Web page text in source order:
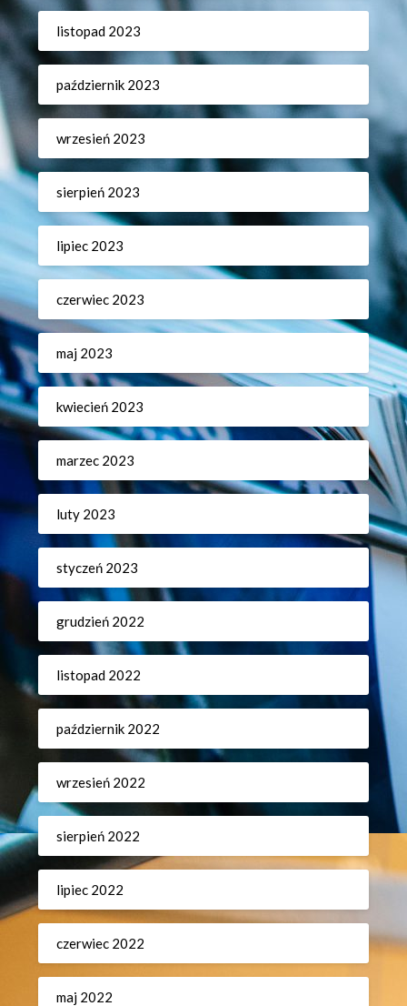
listopad 2023
październik 2023
wrzesień 2023
sierpień 2023
lipiec 2023
czerwiec 2023
maj 2023
kwiecień 2023
marzec 2023
luty 2023
styczeń 2023
grudzień 2022
listopad 2022
październik 2022
wrzesień 2022
sierpień 2022
lipiec 2022
czerwiec 2022
maj 2022